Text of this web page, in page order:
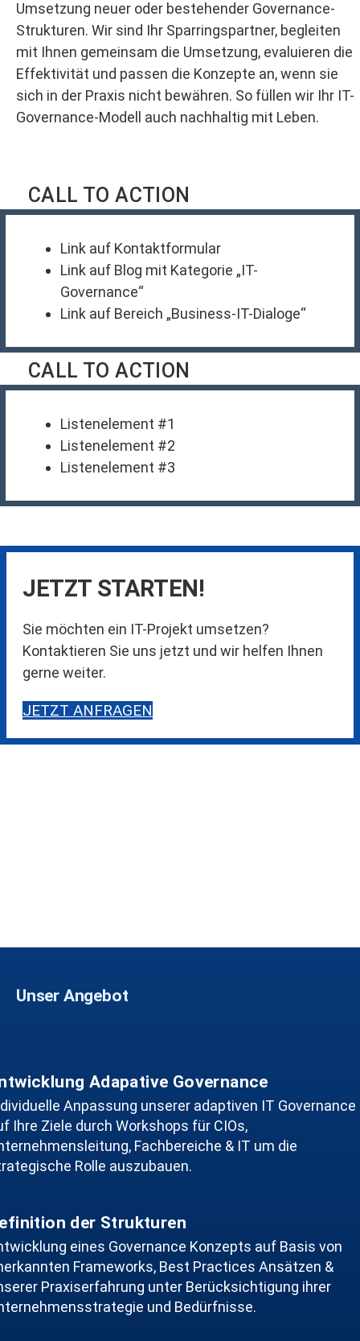
Umsetzung neuer oder bestehender Governance-
Strukturen. Wir sind Ihr Sparringspartner, begleiten
mit Ihnen gemeinsam die Umsetzung, evaluieren die
Effektivität und passen die Konzepte an, wenn sie
sich in der Praxis nicht bewähren. So füllen wir Ihr IT-
Governance-Modell auch nachhaltig mit Leben.
CALL TO ACTION
Link auf Kontaktformular
Link auf Blog mit Kategorie „IT-
Governance“
Link auf Bereich „Business-IT-Dialoge“
CALL TO ACTION
Listenelement #1
Listenelement #2
Listenelement #3
JETZT STARTEN!
Sie möchten ein IT-Projekt umsetzen?
Kontaktieren Sie uns jetzt und wir helfen Ihnen
gerne weiter.
JETZT ANFRAGEN
Unser Angebot
Adapative Governance
Anpassung unserer adaptiven IT Governance
Ihre Ziele durch Workshops für CIOs,
Fachbereiche & IT um die
Rolle auszubauen.
der Strukturen
eines Governance Konzepts auf Basis von
Frameworks, Best Practices Ansätzen &
Praxiserfahrung unter Berücksichtigung ihrer
und Bedürfnisse.